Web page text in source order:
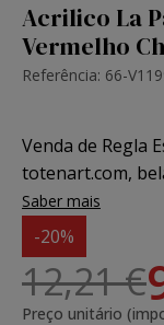
Acrilico La
Vermelho
Referência: 66-
Venda de Regla
totenart.com,
Saber mais
-20%
12,21 €
Preço unitário